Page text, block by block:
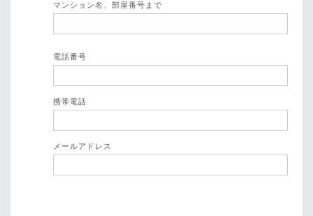
マンション名、部屋番号まで
電話番号
携帯電話
メールアドレス